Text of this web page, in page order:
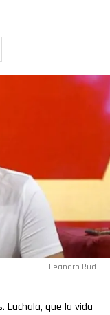
Leandro Rud
Luchala, que la vida